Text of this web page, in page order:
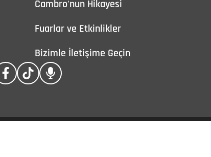
Cambro'nun Hikayesi
Fuarlar ve Etkinlikler
Bizimle İletişime Geçin